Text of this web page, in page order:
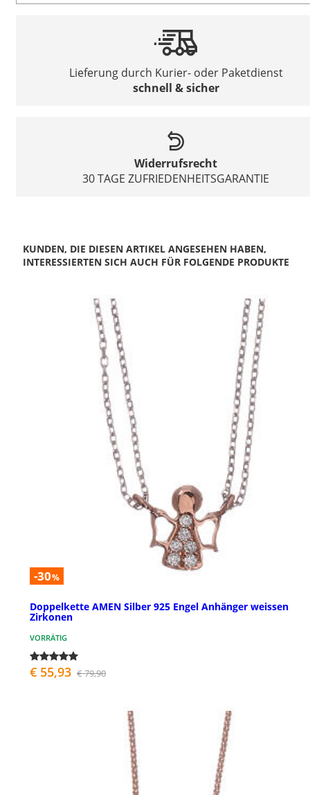
Lieferung durch Kurier- oder Paketdienst
schnell & sicher
Widerrufsrecht
30 TAGE ZUFRIEDENHEITSGARANTIE
KUNDEN, DIE DIESEN ARTIKEL ANGESEHEN HABEN,
INTERESSIERTEN SICH AUCH FÜR FOLGENDE PRODUKTE
-30%
Doppelkette AMEN Silber 925 Engel Anhänger weissen
Zirkonen
VORRÄTIG
€ 55,93 € 79,90